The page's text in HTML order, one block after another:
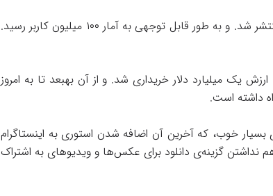
در آغازاین شبکه‌ی اجتماعی تنها برای سیستم عامل ios اپل منتشر شد. و به طور قابل توجهی به آمار ۱۰۰ میلیون کاربر رسید.
ارزش یک میلیارد دلار خریداری شد. و از آن بهبعد تا به امروز
داشته است.
بسیار خوب، که آخرین آن اضافه شدن استوری به اینستاگرام
نداشتن گزینه‌ی دانلود برای عکس‌ها و ویدیوهای به اشتراک